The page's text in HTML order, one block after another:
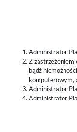
Administrator
Z zastrzeżeniem
bądź
komputerowym,
Administrator
Administrator